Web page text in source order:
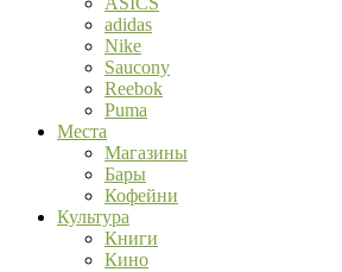
adidas
Nike
Saucony
Reebok
Puma
Места
Магазины
Бары
Кофейни
Культура
Книги
Кино